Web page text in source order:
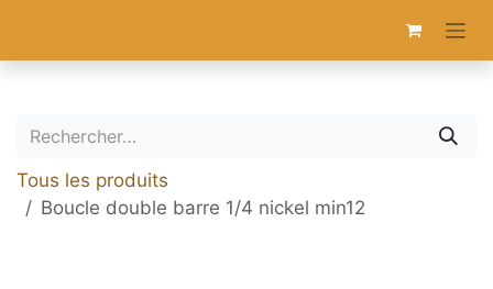
Tous les produits
Boucle double barre 1/4 nickel min12